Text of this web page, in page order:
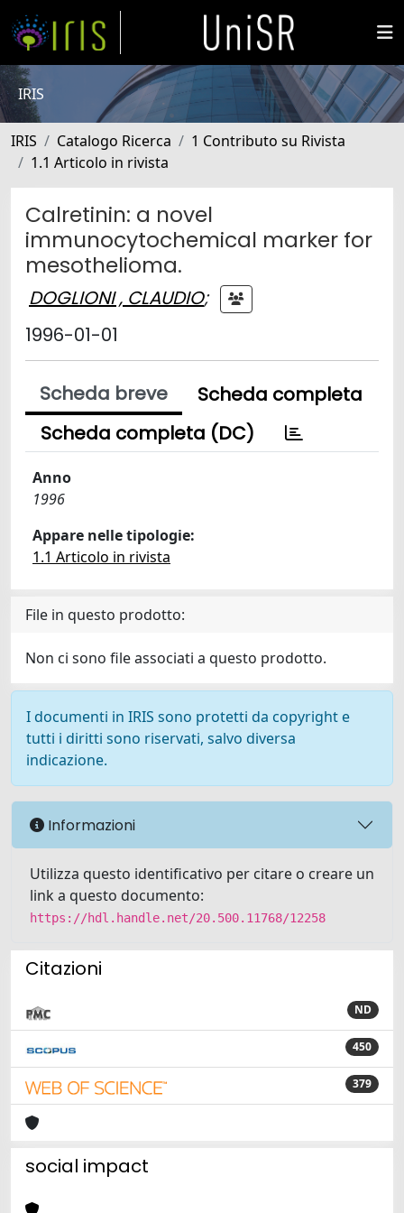
IRIS
IRIS Catalogo Ricerca
1 Contributo su Rivista
1.1 Articolo in rivista
Calretinin: a novel
immunocytochemical marker for
mesothelioma.
DOGLIONI , CLAUDIO;
1996-01-01
Scheda breve
Scheda completa
Scheda completa (DC)
Anno
1996
Appare nelle tipologie:
1.1 Articolo in rivista
File in questo prodotto:
Non ci sono file associati a questo prodotto.
I documenti in IRIS sono protetti da copyright e
tutti i diritti sono riservati, salvo diversa
indicazione.
Informazioni
Utilizza questo identificativo per citare o creare un
link a questo documento:
https://hdl.handle.net/20.500.11768/12258
Citazioni
ND
450
379
social impact